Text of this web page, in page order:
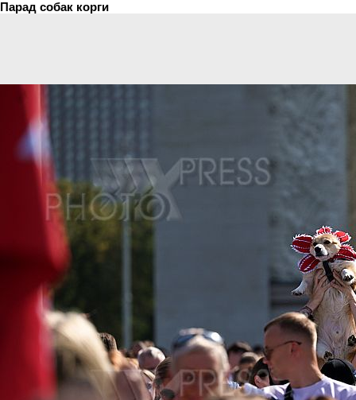
Парад собак корги